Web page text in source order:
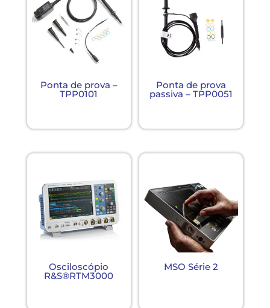
Ponta de prova –
TPP0101
Ponta de prova
passiva – TPP0051
Osciloscópio
R&S®RTM3000
MSO Série 2